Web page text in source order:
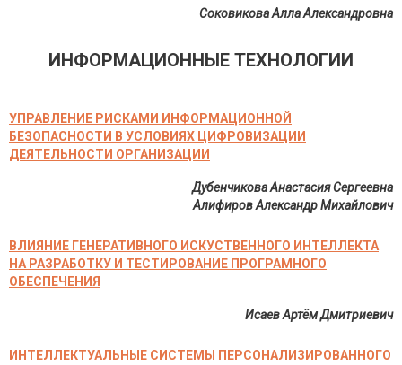
Соковикова Алла Александровна
ИНФОРМАЦИОННЫЕ ТЕХНОЛОГИИ
УПРАВЛЕНИЕ РИСКАМИ ИНФОРМАЦИОННОЙ
БЕЗОПАСНОСТИ В УСЛОВИЯХ ЦИФРОВИЗАЦИИ
ДЕЯТЕЛЬНОСТИ ОРГАНИЗАЦИИ
Дубенчикова Анастасия Сергеевна
Алифиров Александр Михайлович
ВЛИЯНИЕ ГЕНЕРАТИВНОГО ИСКУСТВЕННОГО ИНТЕЛЛЕКТА
НА РАЗРАБОТКУ И ТЕСТИРОВАНИЕ ПРОГРАМНОГО
ОБЕСПЕЧЕНИЯ
Исаев Артём Дмитриевич
ИНТЕЛЛЕКТУАЛЬНЫЕ СИСТЕМЫ ПЕРСОНАЛИЗИРОВАННОГО